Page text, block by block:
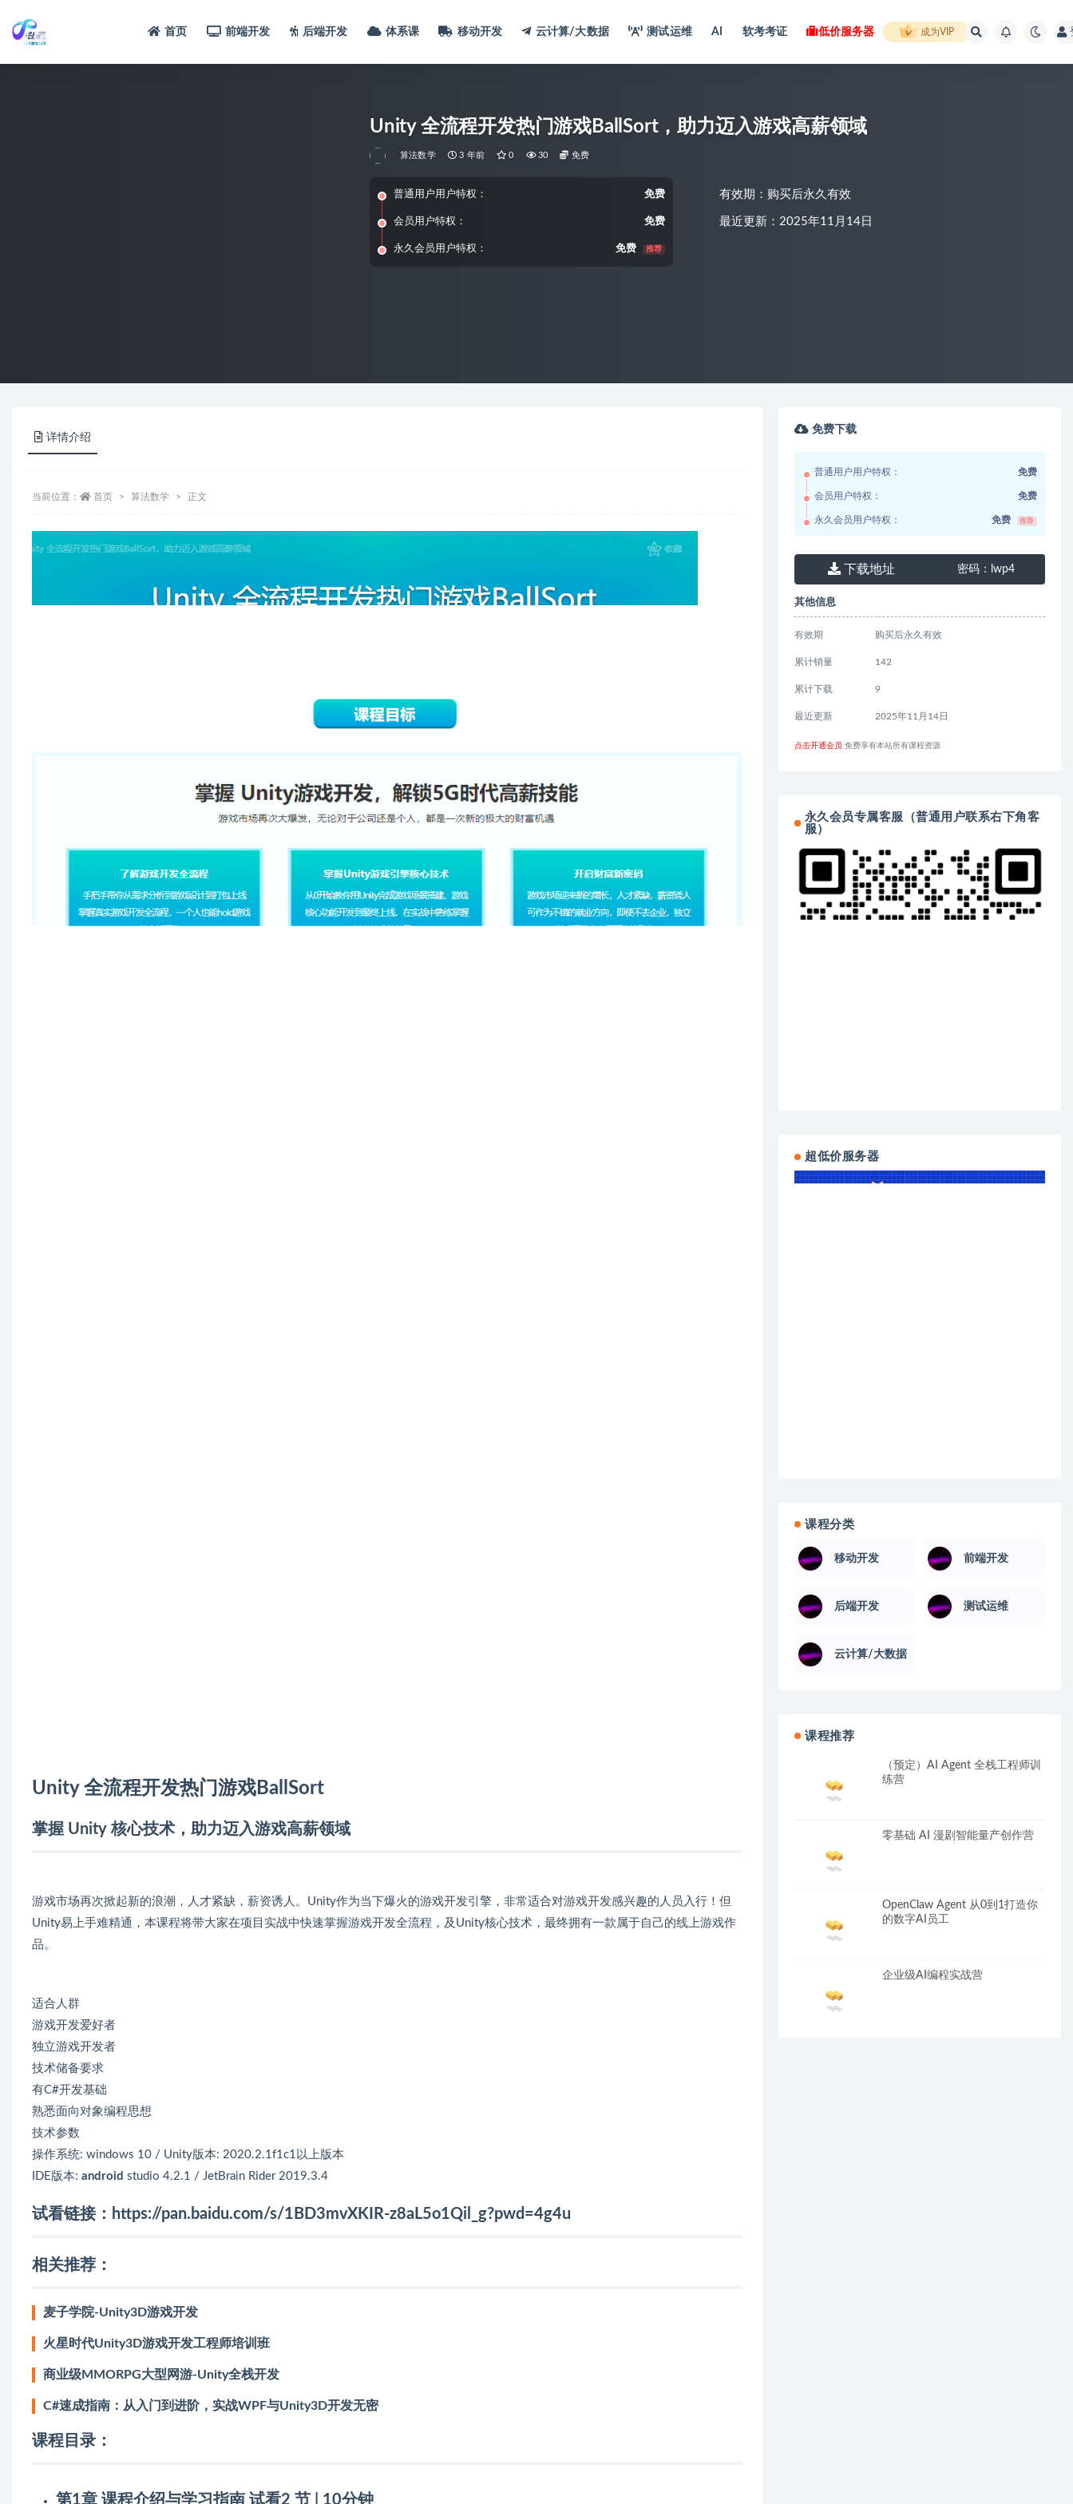
首页 前端开发 后端开发 体系课 移动开发 云计算/大数据 测试运维 AI 软考考证 低价服务器 成为VIP
Unity 全流程开发热门游戏BallSort，助力迈入游戏高薪领域
算法数学 3 年前 0 30 免费
普通用户用户特权： 免费
会员用户特权： 免费
永久会员用户特权： 免费 推荐
有效期：购买后永久有效
最近更新：2025年11月14日
详情介绍
当前位置： 首页 算法数学 正文
Unity 全流程开发热门 游戏 BallSort
掌握 Unity 核心技术，助力迈入游戏高薪领域
游戏市场再次掀起新的浪潮，人才紧缺，薪资诱人。Unity作为当下爆火的游戏开发引擎，非常适合对游戏开发感兴趣的人员入行！但
Unity易上手难精通，本课程将带大家在项目实战中快速掌握游戏开发全流程，及Unity核心技术，最终拥有一款属于自己的线上游戏作
品。
适合人群
游戏开发爱好者
独立游戏开发者
技术储备要求
有C#开发基础
熟悉面向对象编程思想
技术参数
操作系统: windows 10 / Unity版本: 2020.2.1f1c1以上版本
IDE版本: android studio 4.2.1 / JetBrain Rider 2019.3.4
试看链接： https://pan.baidu.com/s/1BD3mvXKIR-z8aL5o1Qil_g?pwd=4g4u
相关推荐：
麦子学院-Unity3D游戏开发
火星时代Unity3D游戏开发工程师培训班
商业级MMORPG大型网游-Unity全栈开发
C#速成指南：从入门到进阶，实战WPF与Unity3D开发无密
课程目录：
第1章 课程介绍与学习指南 试看2 节 | 10分钟
免费下载
普通用户用户特权： 免费
会员用户特权： 免费
永久会员用户特权： 免费 推荐
下载地址 密码： lwp4
其他信息
有效期 购买后永久有效
累计销量 142
累计下载 9
最近更新 2025年11月14日
点击开通会员 免费享有本站所有课程资源
永久会员专属客服（普通用户联系右下角客
服）
超低价服务器
课程分类
移动开发 前端开发
后端开发 测试运维
云计算/大数据
课程推荐
（预定）AI Agent 全栈工程师训
练营
零基础 AI 漫剧智能量产创作营
OpenClaw Agent 从0到1打造你
的数字AI员工
企业级AI编程实战营